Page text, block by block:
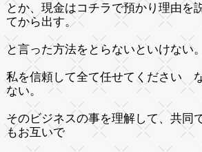
とか、現金はコチラで預かり理由を
てから出す。
と言った方法をとらないといけない
私を信頼して全て任せてください
ない。
そのビジネスの事を理解して、共同
もお互いで